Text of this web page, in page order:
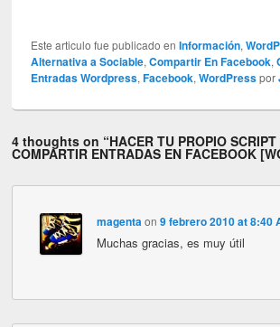
Este articulo fue publicado enInformación,
Alternativa a Sociable,Compartir En Facebook,
Entradas Wordpress,Facebook,WordPresspor
4 thoughts on “HACER TU PROPIO
COMPARTIR ENTRADAS EN FACEBOOK
magenta on 9 febrero 2010 at 8:40
Muchas gracias, es muy útil